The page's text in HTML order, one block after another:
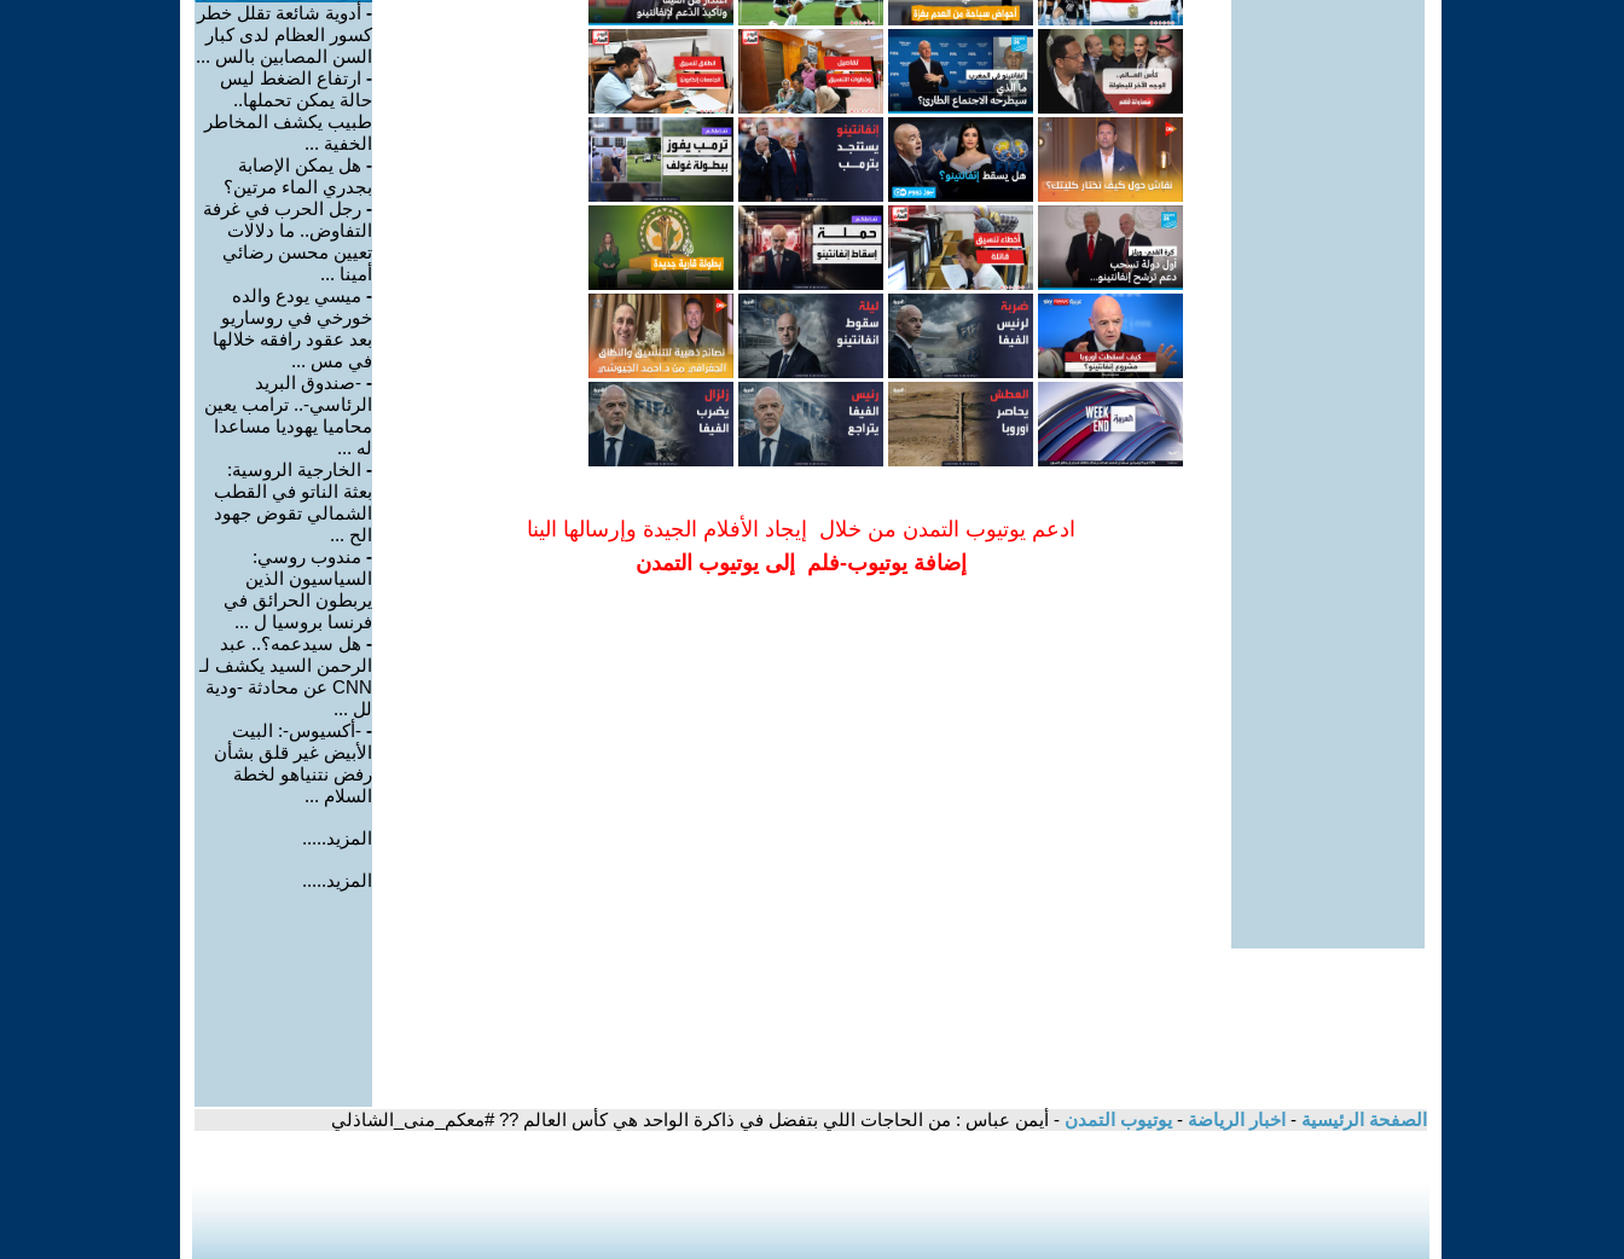
ادعم يوتيوب التمدن من خلال إيجاد الأفلام الجيدة وإرسالها الينا
إضافة يوتيوب-فلم إلى يوتيوب التمدن
- أدوية شائعة تقلل خطر
كسور العظام لدى كبار
السن المصابين بالس ...
- ارتفاع الضغط ليس
حالة يمكن تحملها..
طبيب يكشف المخاطر
الخفية ...
- هل يمكن الإصابة
بجدري الماء مرتين؟
- رجل الحرب في غرفة
التفاوض.. ما دلالات
تعيين محسن رضائي
أمينا ...
- ميسي يودع والده
خورخي في روساريو
بعد عقود رافقه خلالها
في مس ...
- -صندوق البريد
الرئاسي-.. ترامب يعين
محاميا يهوديا مساعدا
له ...
- الخارجية الروسية:
بعثة الناتو في القطب
الشمالي تقوض جهود
الح ...
- مندوب روسي:
السياسيون الذين
يربطون الحرائق في
فرنسا بروسيا ل ...
- هل سيدعمه؟.. عبد
الرحمن السيد يكشف لـ
CNN عن محادثة -ودية
لل ...
- -أكسيوس-: البيت
الأبيض غير قلق بشأن
رفض نتنياهو لخطة
السلام ...
المزيد.....
المزيد.....
الصفحة الرئيسية - اخبار الرياضة - يوتيوب التمدن - أيمن عباس : من الحاجات اللي بتفضل في ذاكرة الواحد هي كأس العالم ?? #معكم_منى_الشاذلي